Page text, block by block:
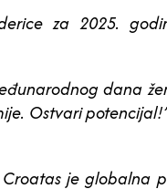
za 2025.
dana
Ostvari
je globalna